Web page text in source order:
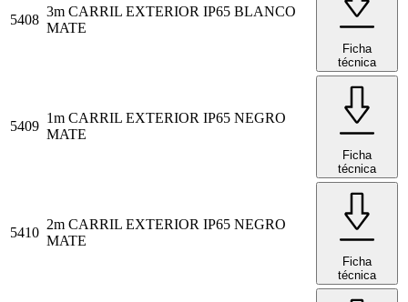
5408
3m CARRIL EXTERIOR IP65 BLANCO
MATE
Ficha
técnica
5409
1m CARRIL EXTERIOR IP65 NEGRO
MATE
Ficha
técnica
5410
2m CARRIL EXTERIOR IP65 NEGRO
MATE
Ficha
técnica